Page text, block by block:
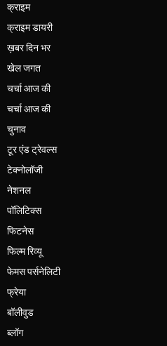
क्राइम
क्राइम डायरी
ख़बर दिन भर
खेल जगत
चर्चा आज की
चर्चा आज की
चुनाव
टूर एंड ट्रेवल्स
टेक्नोलॉजी
नेशनल
पॉलिटिक्स
फिटनेस
फिल्म रिव्यू
फेमस पर्सनेलिटी
फ्रेया
बॉलीवुड
ब्लॉग